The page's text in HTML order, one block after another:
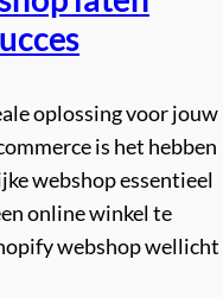
oplossing voor jouw
is het hebben
webshop essentieel
online winkel te
webshop wellicht